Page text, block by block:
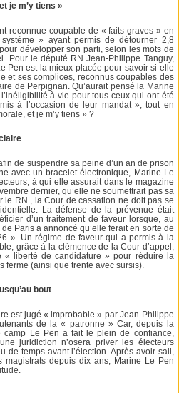
je m’y tiens »
reconnue coupable de « faits graves » en
» ayant permis de détourner 2,8
développer son parti, selon les mots de
Pour le député RN Jean-Philippe Tanguy,
Pen est la mieux placée pour savoir si elle
et ses complices, reconnus coupables des
de Perpignan. Qu’aurait pensé la Marine
à vie pour tous ceux qui ont été
à l’occasion de leur mandat », tout en
et je m’y tiens » ?
de suspendre sa peine d’un an de prison
avec un bracelet électronique, Marine Le
à qui elle assurait dans le magazine
dernier, qu’elle ne soumettrait pas sa
RN , la Cour de cassation ne doit pas se
La défense de la prévenue était
d’un traitement de faveur lorsque, au
Paris a annoncé qu’elle ferait en sorte de
». Un régime de faveur qui a permis à la
grâce à la clémence de la Cour d’appel,
« liberté de candidature » pour réduire la
ferme (ainsi que trente avec sursis).
bout
est jugé « improbable » par Jean-Philippe
de la « patronne » Car, depuis la
camp Le Pen a fait le plein de confiance,
juridiction n’osera priver les électeurs
de temps avant l’élection. Après avoir sali,
magistrats depuis dix ans, Marine Le Pen